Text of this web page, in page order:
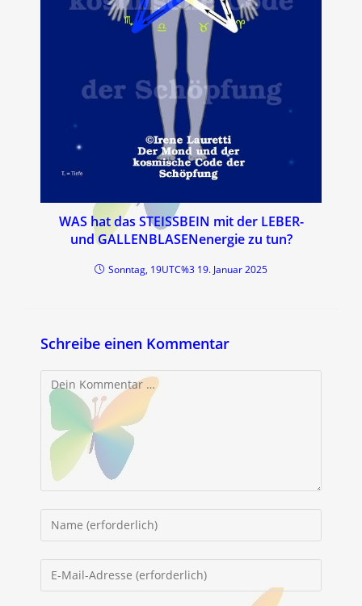
WAS hat das STEISSBEIN mit der LEBER-
und GALLENBLASENenergie zu tun?
Sonntag, 19UTC%3 19. Januar 2025
Schreibe einen Kommentar
Kommentar
Namen
oder